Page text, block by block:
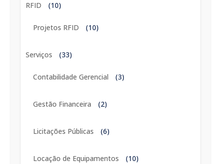
RFID (10)
Projetos RFID (10)
Serviços (33)
Contabilidade Gerencial (3)
Gestão Financeira (2)
Licitações Públicas (6)
Locação de Equipamentos (10)